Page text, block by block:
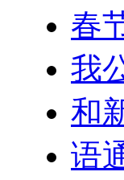
春
我
和
语